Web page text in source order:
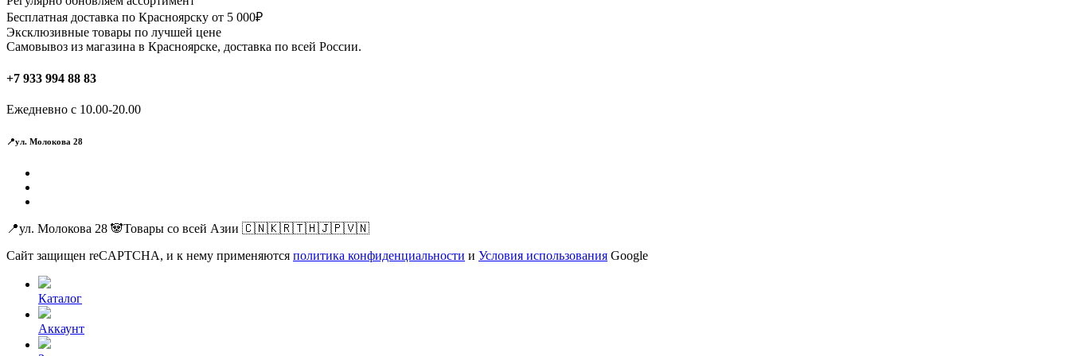
Бесплатная доставка по Красноярску от 5 000₽
Эксклюзивные товары по лучшей цене
Самовывоз из магазина в Красноярске, доставка по всей России.
+7 933 994 88 83
Ежедневно с 10.00-20.00
📍ул. Молокова 28
📍ул. Молокова 28 🐼Товары со всей Азии 🇨🇳🇰🇷🇹🇭🇯🇵🇻🇳
Сайт защищен reCAPTCHA, и к нему применяются политика конфиденциальности и Условия использования Google
Каталог
Аккаунт